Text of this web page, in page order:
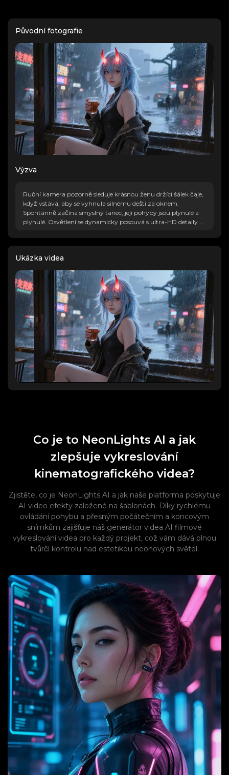
Původní fotografie
Výzva
Ruční kamera pozorně sleduje krásnou ženu držící šálek čaje,
když vstává, aby se vyhnula silnému dešti za oknem.
Spontánně začíná smyslný tanec, její pohyby jsou plynulé a
plynulé. Osvětlení se dynamicky posouvá s ultra-HD detaily a
Ukázka videa
Co je to NeonLights AI a jak
zlepšuje vykreslování
kinematografického videa?
Zjistěte, co je NeonLights AI a jak naše platforma poskytuje
AI video efekty založené na šablonách. Díky rychlému
ovládání pohybu a přesným počátečním a koncovým
snímkům zajišťuje náš generátor videa AI filmové
vykreslování videa pro každý projekt, což vám dává plnou
tvůrčí kontrolu nad estetikou neonových světel.